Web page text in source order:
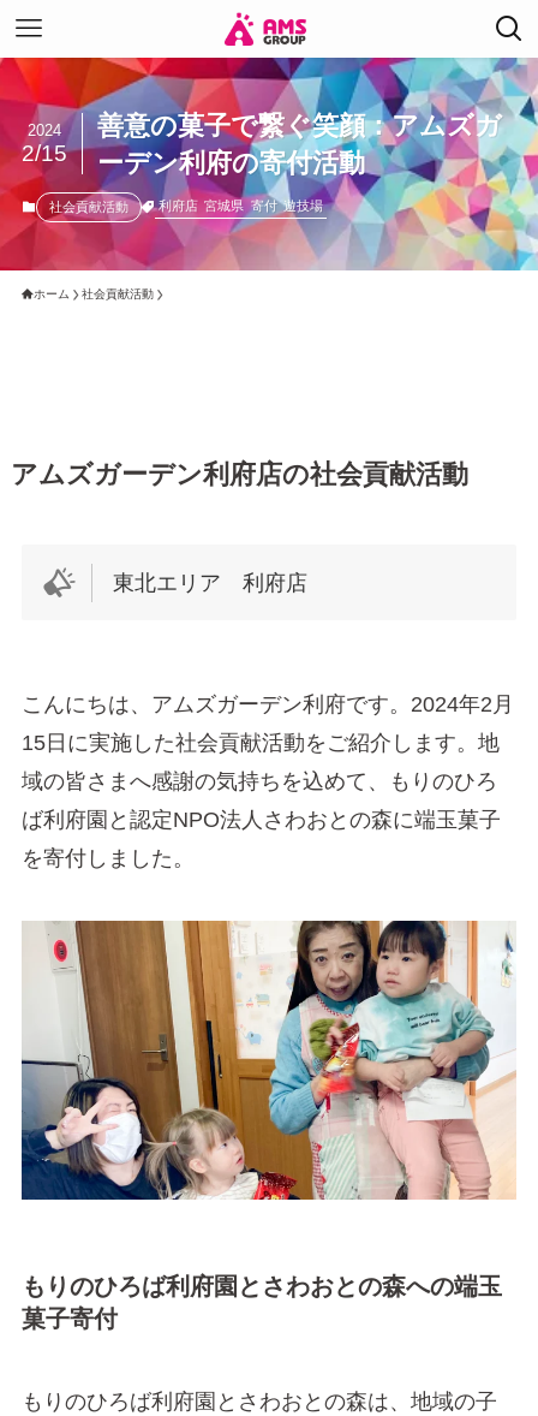
善意の菓子で繋ぐ笑顔：アムズガ
ーデン利府の寄付活動
2024
2/15
社会貢献活動 利府店 宮城県 寄付 遊技場
ホーム 社会貢献活動
アムズガーデン利府店の社会貢献活動
東北エリア 利府店
こんにちは、アムズガーデン利府です。2024年2月
15日に実施した社会貢献活動をご紹介します。地
域の皆さまへ感謝の気持ちを込めて、もりのひろ
ば利府園と認定NPO法人さわおとの森に端玉菓子
を寄付しました。
もりのひろば利府園とさわおとの森への端玉
菓子寄付
もりのひろば利府園とさわおとの森は、地域の子